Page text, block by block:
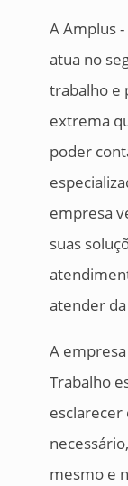
A Amplus
atua no
trabalho e
extrema
poder
empresa
suas
atender
A
Trabalho
esclarecer
mesmo e